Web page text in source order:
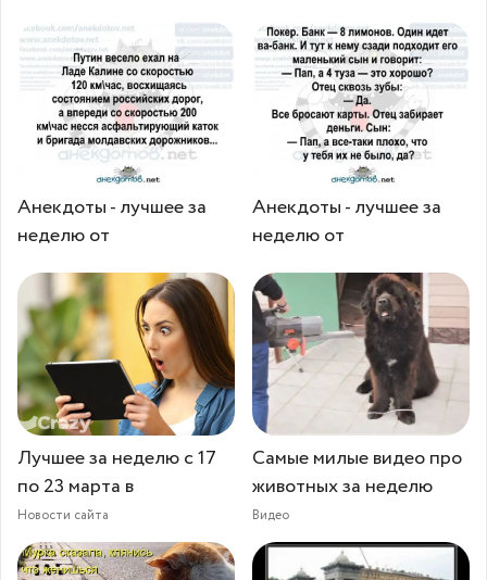
Анекдоты - лучшее за
неделю от
Анекдоты - лучшее за
неделю от
Лучшее за неделю с 17
по 23 марта в
Новости сайта
Самые милые видео про
животных за неделю
Видео